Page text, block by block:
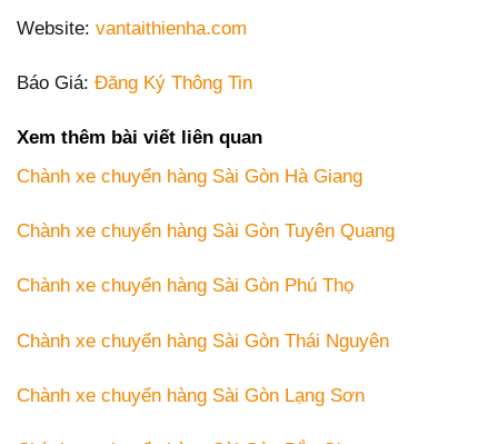
Website: vantaithienha.com
Báo Giá: Đăng Ký Thông Tin
Xem thêm bài viết liên quan
Chành xe chuyển hàng Sài Gòn Hà Giang
Chành xe chuyển hàng Sài Gòn Tuyên Quang
Chành xe chuyển hàng Sài Gòn Phú Thọ
Chành xe chuyển hàng Sài Gòn Thái Nguyên
Chành xe chuyển hàng Sài Gòn Lạng Sơn